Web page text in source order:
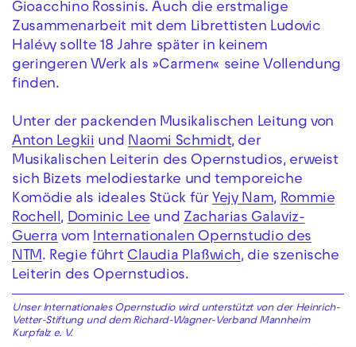
Gioacchino Rossinis. Auch die erstmalige
Zusammenarbeit mit dem Librettisten Ludovic
Halévy sollte 18 Jahre später in keinem
geringeren Werk als »Carmen« seine Vollendung
finden.
Unter der packenden Musikalischen Leitung von
Anton Legkii und Naomi Schmidt, der
Musikalischen Leiterin des Opernstudios, erweist
sich Bizets melodiestarke und temporeiche
Komödie als ideales Stück für Yejy Nam, Rommie
Rochell, Dominic Lee und Zacharias Galaviz-
Guerra vom Internationalen Opernstudio des
NTM. Regie führt Claudia Plaßwich, die szenische
Leiterin des Opernstudios.
Unser Internationales Opernstudio wird unterstützt von der Heinrich-
Vetter-Stiftung und dem Richard-Wagner-Verband Mannheim
Kurpfalz e. V.